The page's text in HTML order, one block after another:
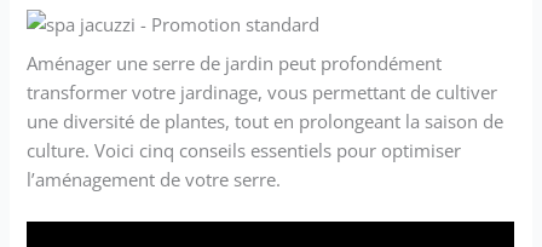
Aménager une serre de jardin peut profondément
transformer votre jardinage, vous permettant de cultiver
une diversité de plantes, tout en prolongeant la saison de
culture. Voici cinq conseils essentiels pour optimiser
l’aménagement de votre serre.